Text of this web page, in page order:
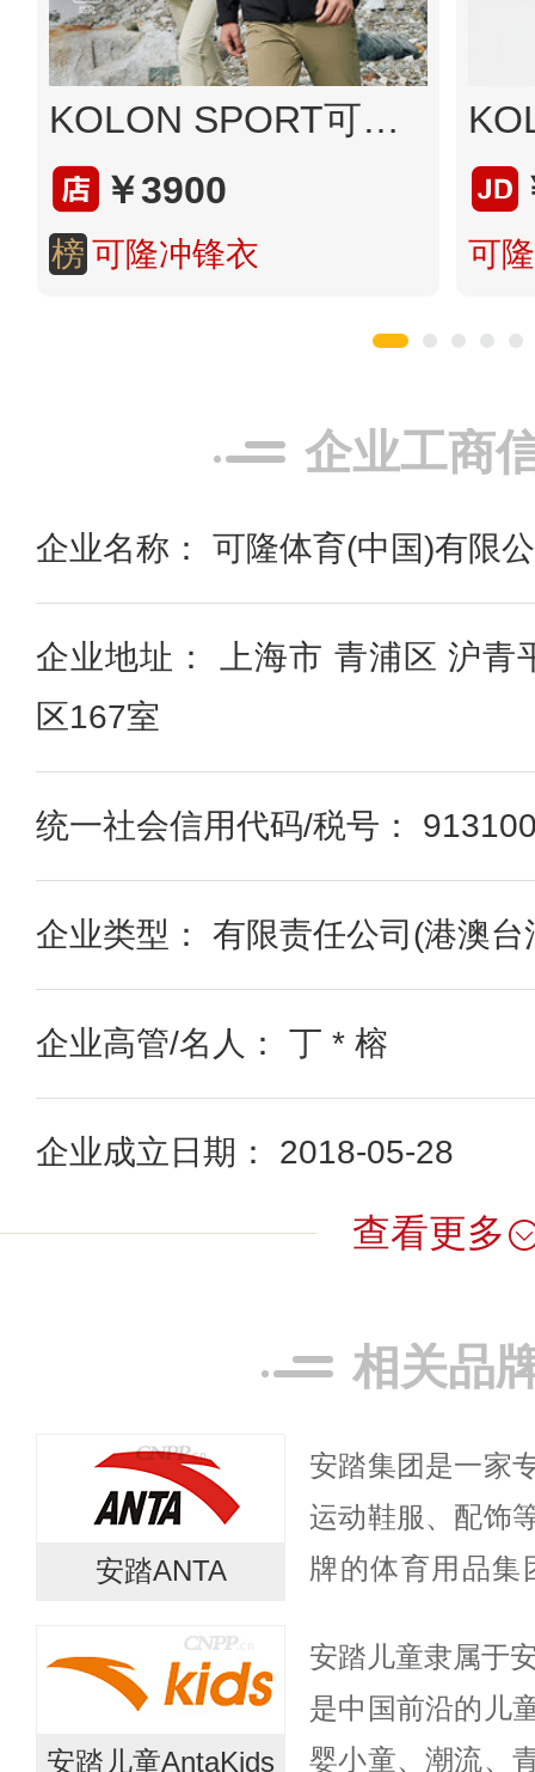
KOLON SPORT可隆冲锋衣2级防泼水防风男女户外冲锋衣羽绒三合一
￥3900
榜 可隆冲锋衣 可
企业工商
企业名称： 可隆体育(中国)有限
企业地址： 上海市 青浦区 沪青
区167室
统一社会信用代码/税号：
企业类型： 有限责任公司(港澳台
企业高管/名人： 丁 * 榕
企业成立日期： 2018-05-28
查看更多
相关品
安踏ANTA
安踏集团是一家
运动鞋服、配饰
牌的体育用品集
展，安踏集团已
型成...
安踏儿童AntaKids
安踏儿童隶属于
是中国前沿的儿
婴小童、潮流、